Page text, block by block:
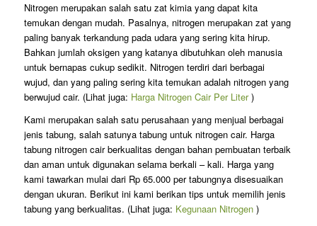
Nitrogen merupakan salah satu zat kimia yang dapat kita
temukan dengan mudah. Pasalnya, nitrogen merupakan zat yang
paling banyak terkandung pada udara yang sering kita hirup.
Bahkan jumlah oksigen yang katanya dibutuhkan oleh manusia
untuk bernapas cukup sedikit. Nitrogen terdiri dari berbagai
wujud, dan yang paling sering kita temukan adalah nitrogen yang
berwujud cair. (Lihat juga: Harga Nitrogen Cair Per Liter)
Kami merupakan salah satu perusahaan yang menjual berbagai
jenis tabung, salah satunya tabung untuk nitrogen cair. Harga
tabung nitrogen cair berkualitas dengan bahan pembuatan terbaik
dan aman untuk digunakan selama berkali – kali. Harga yang
kami tawarkan mulai dari Rp 65.000 per tabungnya disesuaikan
dengan ukuran. Berikut ini kami berikan tips untuk memilih jenis
tabung yang berkualitas. (Lihat juga: Kegunaan Nitrogen)